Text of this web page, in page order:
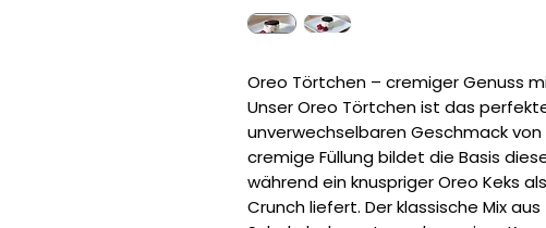
Oreo Törtchen – cremiger Genuss
Unser Oreo Törtchen ist das
unverwechselbaren Geschmack von
cremige Füllung bildet die Basis
während ein knuspriger Oreo Keks
Crunch liefert. Der klassische Mix